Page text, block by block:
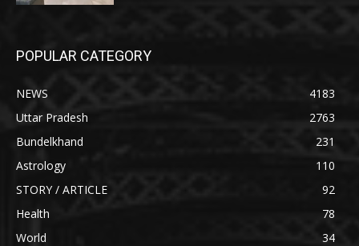
POPULAR CATEGORY
NEWS
4183
Uttar Pradesh
2763
Bundelkhand
231
Astrology
110
STORY / ARTICLE
92
Health
78
World
34